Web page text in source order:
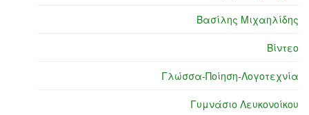
Βασίλης Μιχαηλίδης
Βίντεο
Γλώσσα-Ποίηση-Λογοτεχνία
Γυμνάσιο Λευκονοίκου